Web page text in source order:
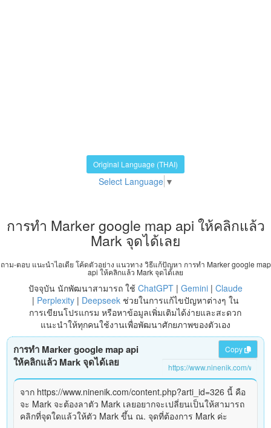
Original Language (THAI)
Select Language ▼
การทำ Marker google map api ให้คลิกแล้ว
Mark จุดได้เลย
ถาม-ตอบ แนะนำไอเดีย โค้ดตัวอย่าง แนวทาง วิธีแก้ปัญหา การทำ Marker google map
api ให้คลิกแล้ว Mark จุดได้เลย
ปัจจุบัน นักพัฒนาสามารถ ใช้ ChatGPT| Gemini| Claude
| Perplexity| Deepseekช่วยในการแก้ไขปัญหาต่างๆ ใน
การเขียนโปรแกรม หรือหาข้อมูลเพิ่มเติมได้ง่ายและสะดวก
แนะนำให้ทุกคนใช้งานเพื่อพัฒนาศักยภาพของตัวเอง
การทำ Marker google map api
ให้คลิกแล้ว Mark จุดได้เลย
Copy
จาก https://www.ninenik.com/content.php?arti_id=326 นี้ คือ
จะ Mark จะต้องลาตัว Mark เลยอยากจะเปลี่ยนเป็นให้สามารถ
คลิกที่จุดใดแล้วให้ตัว Mark ขึ้น ณ. จุดที่ต้องการ Mark ค่ะ